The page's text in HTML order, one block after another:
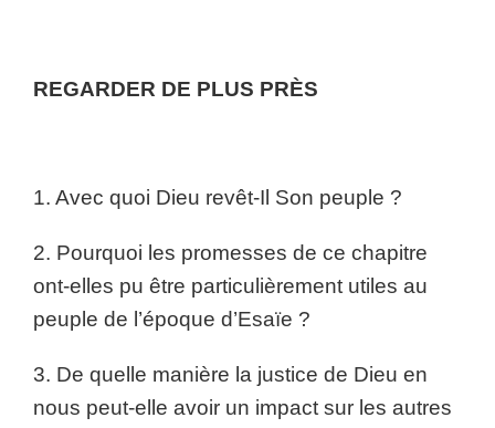
REGARDER DE PLUS PRÈS
1. Avec quoi Dieu revêt-Il Son peuple ?
2. Pourquoi les promesses de ce chapitre
ont-elles pu être particulièrement utiles au
peuple de l’époque d’Esaïe ?
3. De quelle manière la justice de Dieu en
nous peut-elle avoir un impact sur les autres